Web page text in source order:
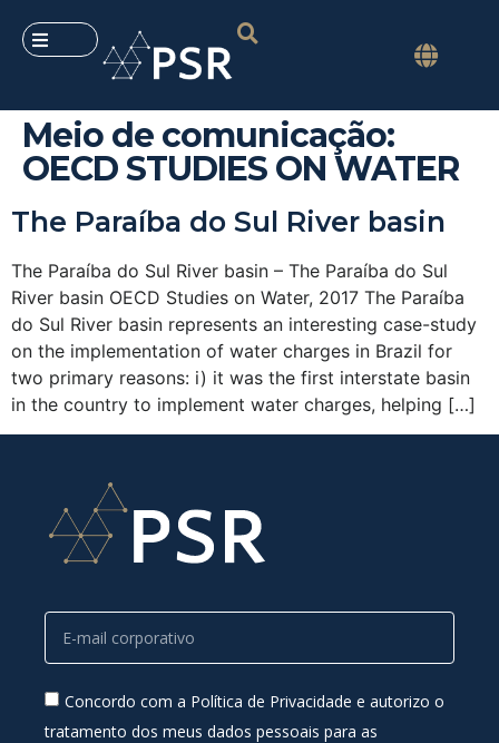
Meio de comunicação:
OECD STUDIES ON WATER
The Paraíba do Sul River basin
The Paraíba do Sul River basin – The Paraíba do Sul
River basin OECD Studies on Water, 2017 The Paraíba
do Sul River basin represents an interesting case-study
on the implementation of water charges in Brazil for
two primary reasons: i) it was the first interstate basin
in the country to implement water charges, helping […]
Concordo com a Política de Privacidade e autorizo o
tratamento dos meus dados pessoais para as